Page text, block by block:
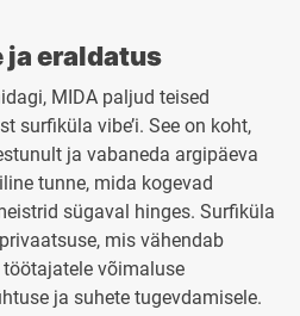
eraldatus
MIDA paljud teised
surfiküla vibe’i. See on koht,
ja vabaneda argipäeva
tunne, mida kogevad
sügaval hinges. Surfiküla
mis vähendab
võimaluse
ja suhete tugevdamisele.